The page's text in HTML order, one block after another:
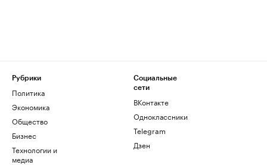
Рубрики
Политика
Экономика
Общество
Бизнес
Технологии и
медиа
Социальные
сети
ВКонтакте
Одноклассники
Telegram
Дзен